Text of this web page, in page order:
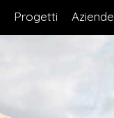
Progetti Aziende